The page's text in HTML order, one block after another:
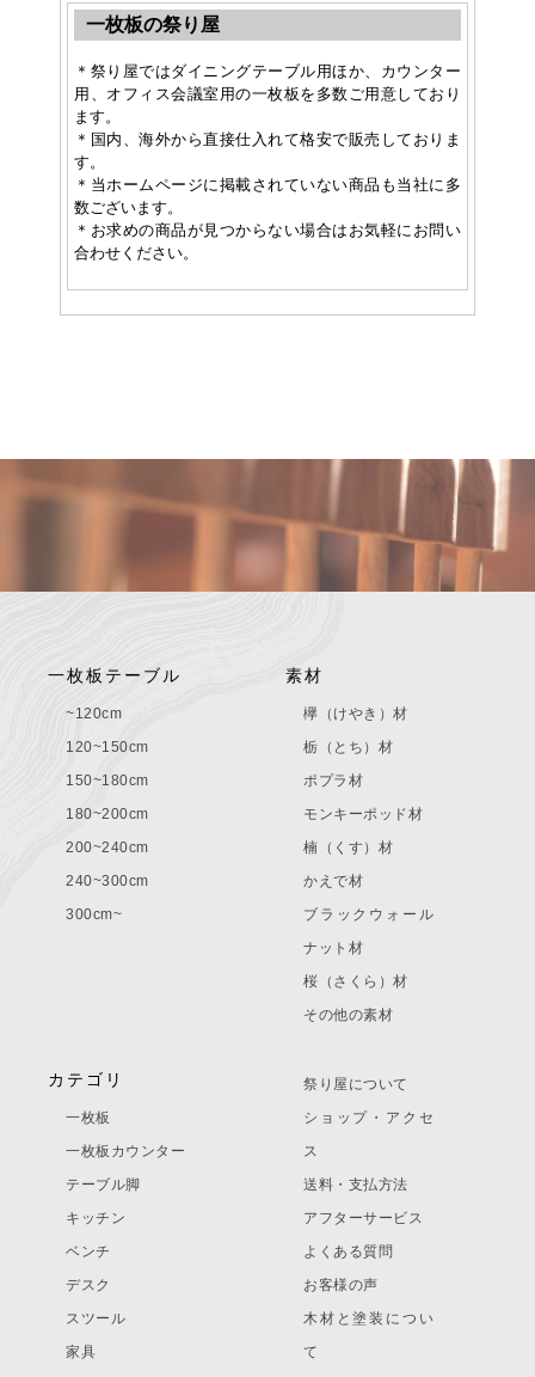
一枚板の祭り屋
＊祭り屋ではダイニングテーブル用ほか、カウンター
用、オフィス会議室用の一枚板を多数ご用意しており
ます。
＊国内、海外から直接仕入れて格安で販売しておりま
す。
＊当ホームページに掲載されていない商品も当社に多
数ございます。
＊お求めの商品が見つからない場合はお気軽にお問い
合わせください。
一枚板テーブル
~120cm
120~150cm
150~180cm
180~200cm
200~240cm
240~300cm
300cm~
素材
欅（けやき）材
栃（とち）材
ポプラ材
モンキーポッド材
楠（くす）材
かえで材
ブラックウォール
ナット材
桜（さくら）材
その他の素材
カテゴリ
一枚板
一枚板カウンター
テーブル脚
キッチン
ベンチ
デスク
スツール
家具
祭り屋について
ショップ・アクセ
ス
送料・支払方法
アフターサービス
よくある質問
お客様の声
木材と塗装につい
て